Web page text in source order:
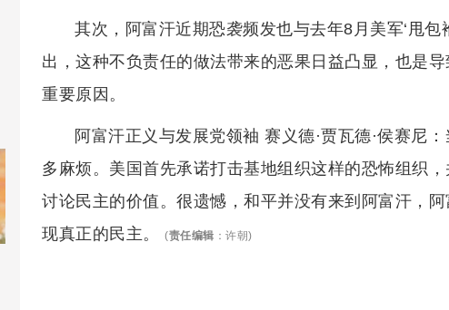
其次，阿富汗近期恐袭频发也与去年8月美军‘甩包
出，这种不负责任的做法带来的恶果日益凸显，也是
重要原因。
阿富汗正义与发展党领袖 赛义德·贾瓦德·侯赛尼
多麻烦。美国首先承诺打击基地组织这样的恐怖组织，
讨论民主的价值。很遗憾，和平并没有来到阿富汗，
现真正的民主。
(责任编辑 ： 许朝)